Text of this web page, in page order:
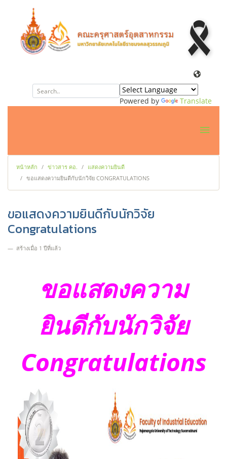
Powered by Translate
หน้าหลัก ข่าวสาร คอ.
แสดงความยินดี
ขอแสดงความยินดีกับนักวิจัย CONGRATULATIONS
ขอแสดงความยินดีกับนักวิจัย
Congratulations
สร้างเมื่อ 1 ปีที่แล้ว
ขอแสดงความ
ยินดีกับนักวิจัย
Congratulations